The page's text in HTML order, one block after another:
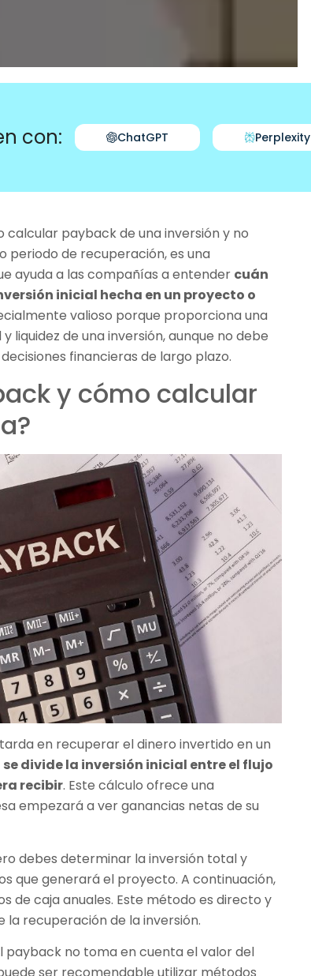
con: ChatGPT Perplexity
payback de una inversión y no
periodo de recuperación, es una
ayuda a las compañías a entender cuán
inicial hecha en un proyecto o
valioso porque proporciona una
liquidez de una inversión, aunque no debe
financieras de largo plazo.
y cómo calcular
en recuperar el dinero invertido en un
se divide la inversión inicial entre el flujo
recibir. Este cálculo ofrece una
empezará a ver ganancias netas de su
debes determinar la inversión total y
que generará el proyecto. A continuación,
de caja anuales. Este método es directo y
recuperación de la inversión.
payback no toma en cuenta el valor del